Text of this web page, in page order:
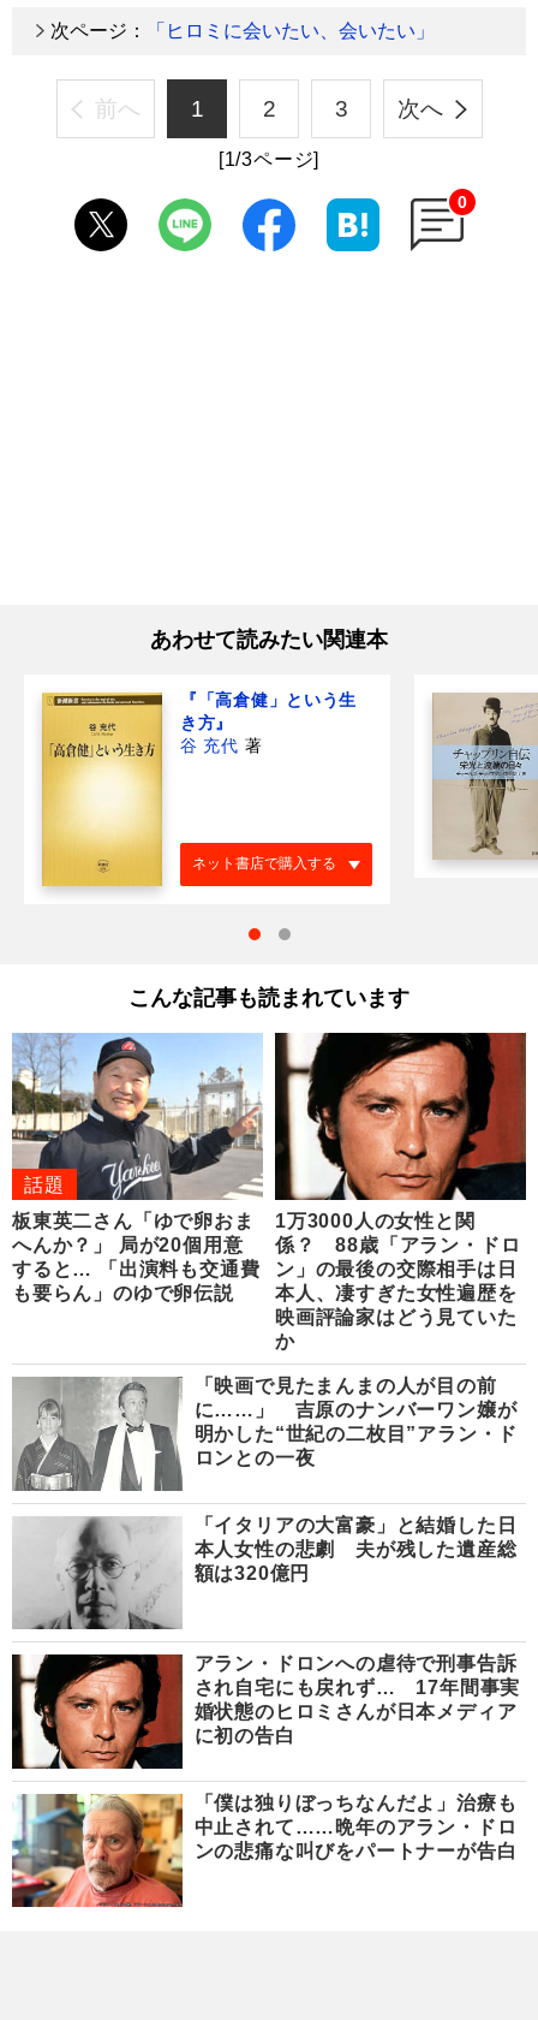
次ページ： 「ヒロミに会いたい、会いたい」
前へ 1 2 3 次へ
[1/3ページ]
0
あわせて読みたい関連本
『「高倉健」という生
き方』
谷 充代 著
ネット書店で購入する
こんな記事も読まれています
話題
板東英二さん「ゆで卵おま
へんか？」 局が20個用意
すると… 「出演料も交通費
も要らん」のゆで卵伝説
1万3000人の女性と関
係？ 88歳「アラン・ドロ
ン」の最後の交際相手は日
本人、凄すぎた女性遍歴を
映画評論家はどう見ていた
か
「映画で見たまんまの人が目の前
に……」 吉原のナンバーワン嬢が
明かした“世紀の二枚目”アラン・ド
ロンとの一夜
「イタリアの大富豪」と結婚した日
本人女性の悲劇 夫が残した遺産総
額は320億円
アラン・ドロンへの虐待で刑事告訴
され自宅にも戻れず… 17年間事実
婚状態のヒロミさんが日本メディア
に初の告白
「僕は独りぼっちなんだよ」治療も
中止されて……晩年のアラン・ドロ
ンの悲痛な叫びをパートナーが告白